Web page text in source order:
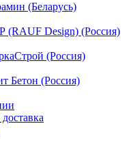
(Беларусь)
(RAUF Design) (Россия)
(Россия)
Бетон (Россия)